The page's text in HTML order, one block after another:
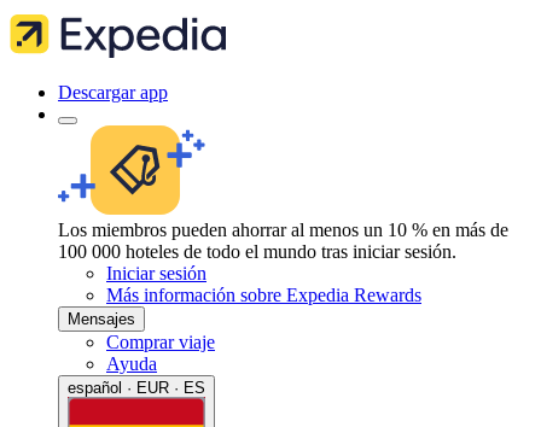
Descargar app
Los miembros pueden ahorrar al menos un 10 % en más de
100 000 hoteles de todo el mundo tras iniciar sesión.
Iniciar sesión
Más información sobre Expedia Rewards
Mensajes
Comprar viaje
Ayuda
español · EUR · ES